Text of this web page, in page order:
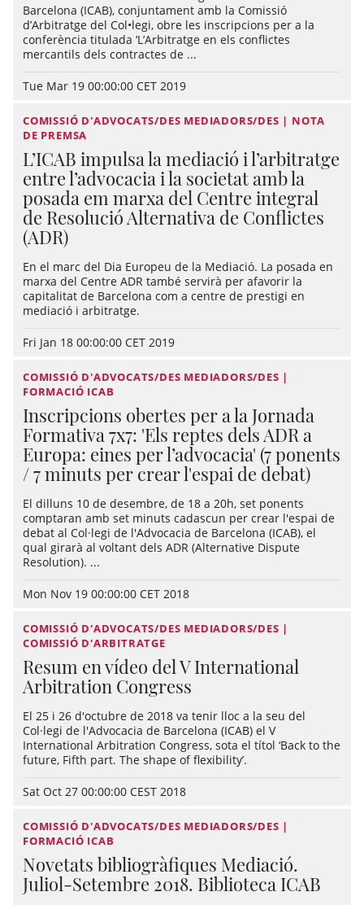
Barcelona (ICAB), conjuntament amb la Comissió
d’Arbitratge del Col•legi, obre les inscripcions per a la
conferència titulada ‘L’Arbitratge en els conflictes
mercantils dels contractes de ...
Tue Mar 19 00:00:00 CET 2019
COMISSIÓ D'ADVOCATS/DES MEDIADORS/DES | NOTA
DE PREMSA
L’ICAB impulsa la mediació i l’arbitratge
entre l’advocacia i la societat amb la
posada em marxa del Centre integral
de Resolució Alternativa de Conflictes
(ADR)
En el marc del Dia Europeu de la Mediació. La posada en
marxa del Centre ADR també servirà per afavorir la
capitalitat de Barcelona com a centre de prestigi en
mediació i arbitratge.
Fri Jan 18 00:00:00 CET 2019
COMISSIÓ D'ADVOCATS/DES MEDIADORS/DES |
FORMACIÓ ICAB
Inscripcions obertes per a la Jornada
Formativa 7x7: 'Els reptes dels ADR a
Europa: eines per l’advocacia' (7 ponents
/ 7 minuts per crear l'espai de debat)
El dilluns 10 de desembre, de 18 a 20h, set ponents
comptaran amb set minuts cadascun per crear l'espai de
debat al Col·legi de l'Advocacia de Barcelona (ICAB), el
qual girarà al voltant dels ADR (Alternative Dispute
Resolution). ...
Mon Nov 19 00:00:00 CET 2018
COMISSIÓ D'ADVOCATS/DES MEDIADORS/DES |
COMISSIÓ D'ARBITRATGE
Resum en vídeo del V International
Arbitration Congress
El 25 i 26 d'octubre de 2018 va tenir lloc a la seu del
Col·legi de l'Advocacia de Barcelona (ICAB) el V
International Arbitration Congress, sota el títol ‘Back to the
future, Fifth part. The shape of flexibility’.
Sat Oct 27 00:00:00 CEST 2018
COMISSIÓ D'ADVOCATS/DES MEDIADORS/DES |
FORMACIÓ ICAB
Novetats bibliogràfiques Mediació.
Juliol-Setembre 2018. Biblioteca ICAB